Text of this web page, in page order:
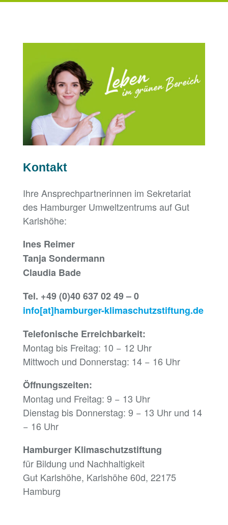
Kontakt
Ihre Ansprechpartnerinnen im Sekretariat
des Hamburger Umweltzentrums auf Gut
Karlshöhe:
Ines Reimer
Tanja Sondermann
Claudia Bade
Tel. +49 (0)40 637 02 49 – 0
info[at]hamburger-klimaschutzstiftung.de
Telefonische Erreichbarkeit:
Montag bis Freitag: 10 − 12 Uhr
Mittwoch und Donnerstag: 14 − 16 Uhr
Öffnungszeiten:
Montag und Freitag: 9 − 13 Uhr
Dienstag bis Donnerstag: 9 − 13 Uhr und 14
− 16 Uhr
Hamburger Klimaschutzstiftung
für Bildung und Nachhaltigkeit
Gut Karlshöhe, Karlshöhe 60d, 22175
Hamburg